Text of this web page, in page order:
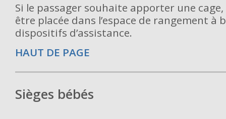
Si le passager souhaite apporter une
être placée dans l’espace de rangement à
dispositifs d’assistance.
HAUT DE PAGE
Sièges bébés